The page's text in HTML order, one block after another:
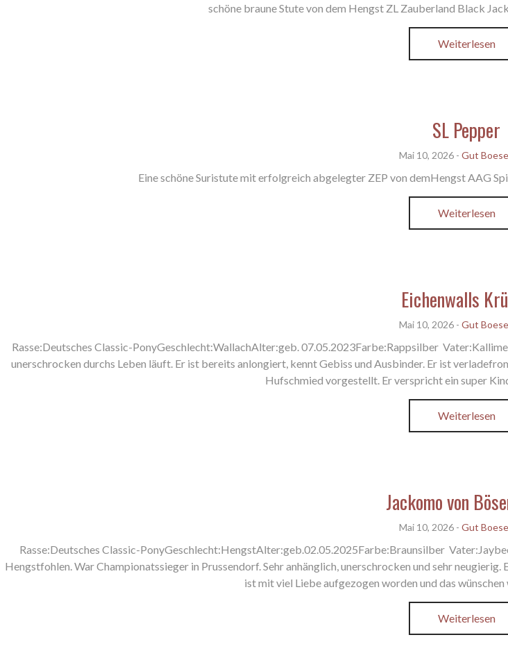
schöne braune Stute von dem Hengst ZL Zauberland Black
Weiterlesen
SL Pepper
Mai 10, 2026 - Gut
Eine schöne Suristute mit erfolgreich abgelegter ZEP von demHengst AAG
Weiterlesen
Eichenwalls
Mai 10, 2026 - Gut
Rasse:Deutsches Classic-PonyGeschlecht:WallachAlter:geb. 07.05.2023Farbe:Rappsilber
unerschrocken durchs Leben läuft. Er ist bereits anlongiert, kennt Gebiss und Ausbinder. Er ist
Hufschmied vorgestellt. Er verspricht ein super
Weiterlesen
Jackomo von
Mai 10, 2026 - Gut
Rasse:Deutsches Classic-PonyGeschlecht:HengstAlter:geb.02.05.2025Farbe:Braunsilber
Hengstfohlen. War Championatssieger in Prussendorf. Sehr anhänglich, unerschrocken und sehr
ist mit viel Liebe aufgezogen worden und das wünschen
Weiterlesen